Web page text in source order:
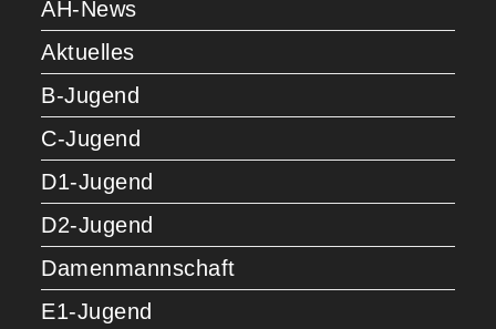
AH-News
Aktuelles
B-Jugend
C-Jugend
D1-Jugend
D2-Jugend
Damenmannschaft
E1-Jugend